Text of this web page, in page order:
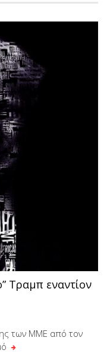
Τραμπ εναντίον
των ΜΜΕ από τον